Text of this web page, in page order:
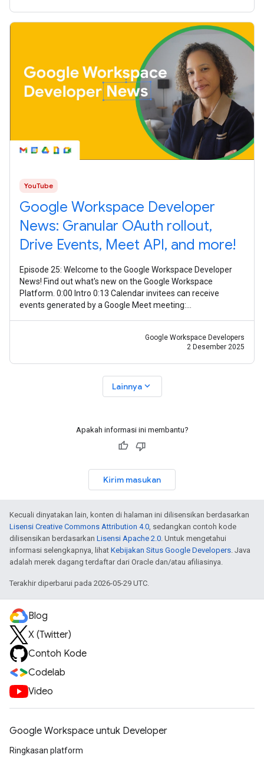
YouTube
Google Workspace Developer
News: Granular OAuth rollout,
Drive Events, Meet API, and more!
Episode 25: Welcome to the Google Workspace Developer
News! Find out what's new on the Google Workspace
Platform. 0:00 Intro 0:13 Calendar invitees can receive
events generated by a Google Meet meeting:
Google Workspace Developers
2 Desember 2025
Lainnyaexpand_more
Apakah informasi ini membantu?
Kirim masukan
Kecuali dinyatakan lain, konten di halaman ini dilisensikan berdasarkan
Lisensi Creative Commons Attribution 4.0 , sedangkan contoh kode
dilisensikan berdasarkan Lisensi Apache 2.0 . Untuk mengetahui
informasi selengkapnya, lihat Kebijakan Situs Google Developers . Java
adalah merek dagang terdaftar dari Oracle dan/atau afiliasinya.
Terakhir diperbarui pada 2026-05-29 UTC.
Blog
X (Twitter)
Contoh Kode
Codelab
Video
Google Workspace untuk Developer
Ringkasan platform